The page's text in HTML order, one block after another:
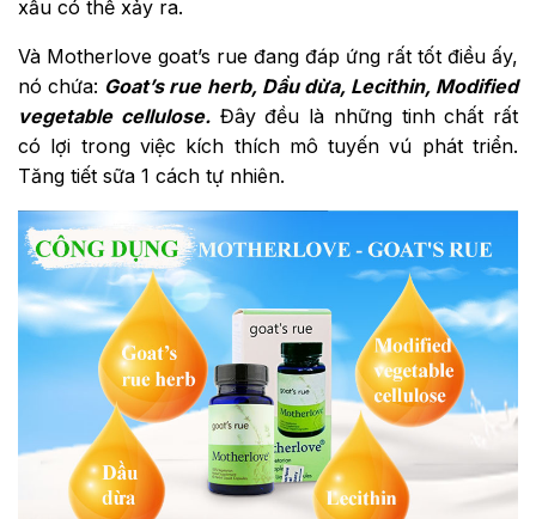
xấu có thể xảy ra.
Và Motherlove goat’s rue đang đáp ứng rất tốt điều ấy,
nó chứa: Goat’s rue herb, Dầu dừa, Lecithin, Modified
vegetable cellulose.Đây đều là những tinh chất rất
có lợi trong việc kích thích mô tuyến vú phát triển.
Tăng tiết sữa 1 cách tự nhiên.